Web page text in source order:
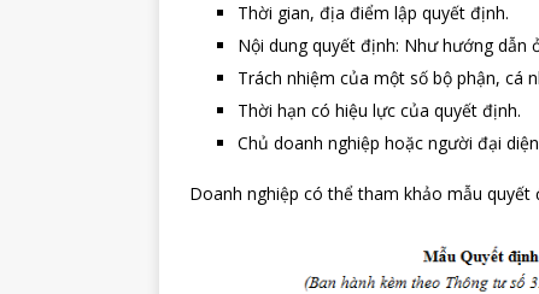
Thời gian, địa điểm lập quyết định.
Nội dung quyết định: Như hướng dẫn
Trách nhiệm của một số bộ phận, cá
Thời hạn có hiệu lực của quyết định.
Chủ doanh nghiệp hoặc người đại
Doanh nghiệp có thể tham khảo mẫu quyết